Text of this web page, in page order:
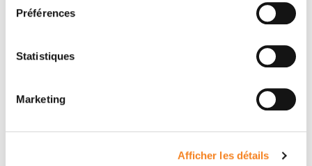
Préférences
Statistiques
Marketing
Afficher les détails
Nom*